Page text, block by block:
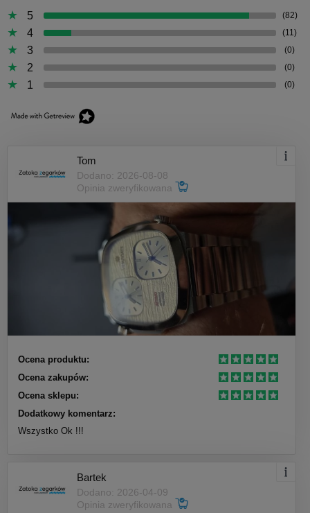
5
(82)
4 (11)
3 (0)
2 (0)
1 (0)
Tom
Dodano: 2026-08-08
Opinia zweryfikowana
Ocena produktu:
Ocena zakupów:
Ocena sklepu:
Dodatkowy komentarz:
Wszystko Ok !!!
Bartek
Dodano: 2026-04-09
Opinia zweryfikowana